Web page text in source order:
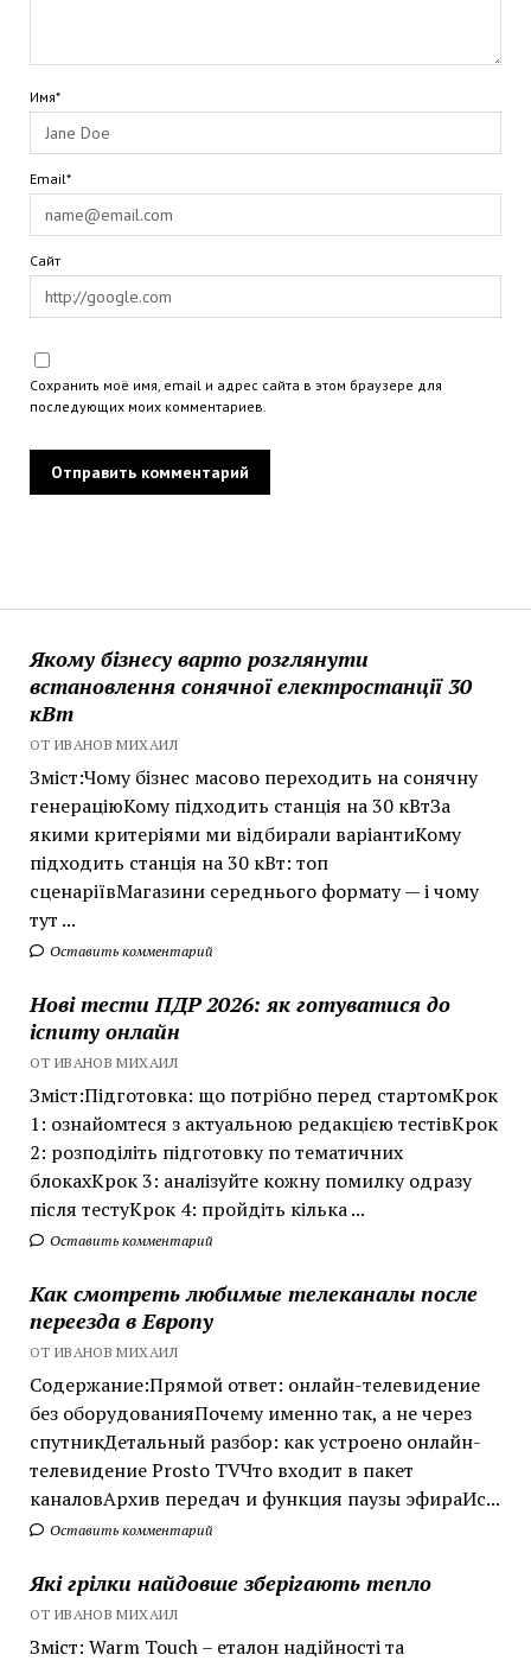
Якому бізнесу варто розглянути
встановлення сонячної електростанції 30
кВт
ОТ ИВАНОВ МИХАИЛ
Зміст:Чому бізнес масово переходить на сонячну
генераціюКому підходить станція на 30 кВтЗа
якими критеріями ми відбирали варіантиКому
підходить станція на 30 кВт: топ
сценаріївМагазини середнього формату — і чому
тут ...
Оставить комментарий
Нові тести ПДР 2026: як готуватися до
іспиту онлайн
ОТ ИВАНОВ МИХАИЛ
Зміст:Підготовка: що потрібно перед стартомКрок
1: ознайомтеся з актуальною редакцією тестівКрок
2: розподіліть підготовку по тематичних
блокахКрок 3: аналізуйте кожну помилку одразу
після тестуКрок 4: пройдіть кілька ...
Оставить комментарий
Как смотреть любимые телеканалы после
переезда в Европу
ОТ ИВАНОВ МИХАИЛ
Содержание:Прямой ответ: онлайн-телевидение
без оборудованияПочему именно так, а не через
спутникДетальный разбор: как устроено онлайн-
телевидение Prosto TVЧто входит в пакет
каналовАрхив передач и функция паузы эфираИс...
Оставить комментарий
Які грілки найдовше зберігають тепло
ОТ ИВАНОВ МИХАИЛ
Зміст: Warm Touch – еталон надійності та
Имя*
Email*
Сайт
Сохранить моё имя, email и адрес сайта в этом браузере для
последующих моих комментариев.